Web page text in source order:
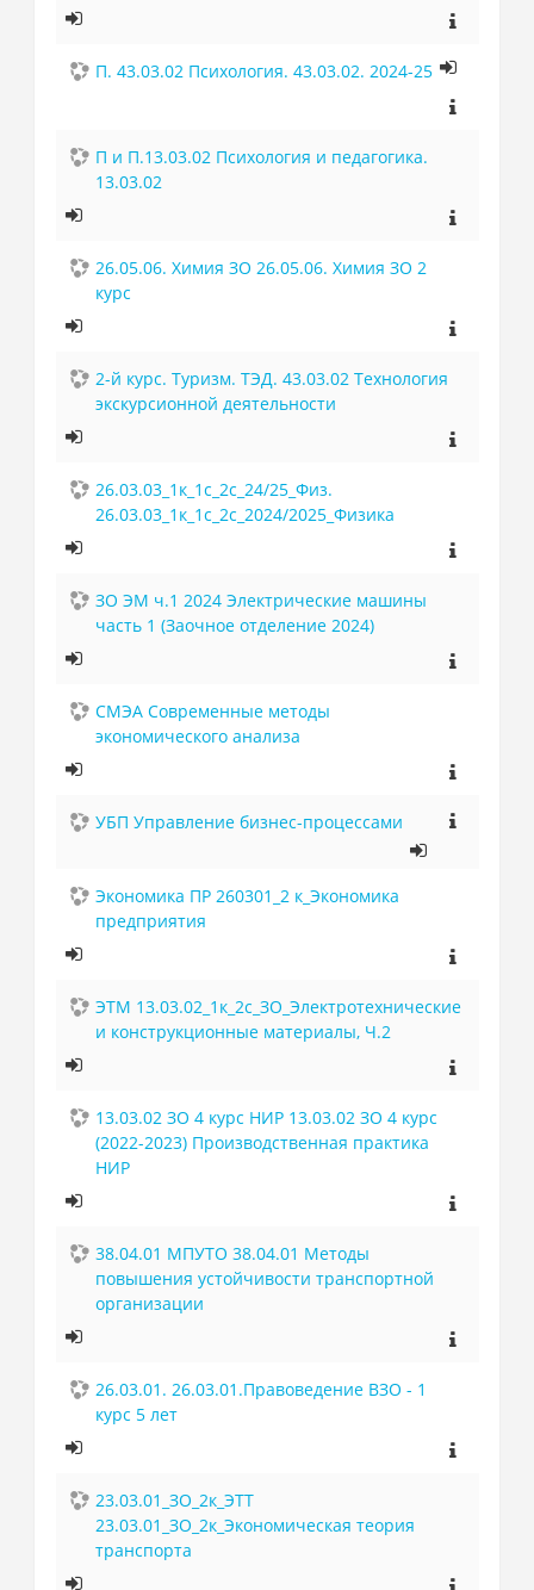
П. 43.03.02 Психология. 43.03.02. 2024-25
П и П.13.03.02 Психология и педагогика.
13.03.02
26.05.06. Химия ЗО 26.05.06. Химия ЗО 2
курс
2-й курс. Туризм. ТЭД. 43.03.02 Технология
экскурсионной деятельности
26.03.03_1к_1с_2с_24/25_Физ.
26.03.03_1к_1с_2с_2024/2025_Физика
ЗО ЭМ ч.1 2024 Электрические машины
часть 1 (Заочное отделение 2024)
СМЭА Современные методы
экономического анализа
УБП Управление бизнес-процессами
Экономика ПР 260301_2 к_Экономика
предприятия
ЭТМ 13.03.02_1к_2с_ЗО_Электротехнические
и конструкционные материалы, Ч.2
13.03.02 ЗО 4 курс НИР 13.03.02 ЗО 4 курс
(2022-2023) Производственная практика
НИР
38.04.01 МПУТО 38.04.01 Методы
повышения устойчивости транспортной
организации
26.03.01. 26.03.01.Правоведение ВЗО - 1
курс 5 лет
23.03.01_ЗО_2к_ЭТТ
23.03.01_ЗО_2к_Экономическая теория
транспорта